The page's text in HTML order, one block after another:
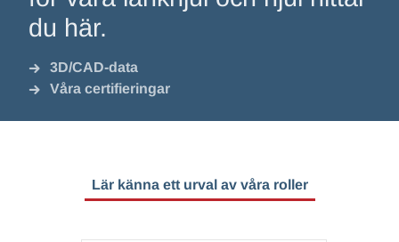
du här.
3D/CAD-data
Våra certifieringar
Lär känna ett urval av våra roller